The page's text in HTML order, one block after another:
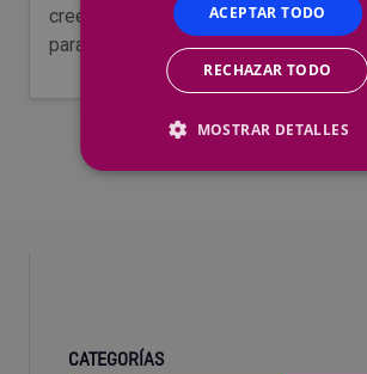
creemos firmemente en el poder de
para crear un impacto positivo…
CATEGORÍAS
ACEPTAR TODO
RECHAZAR TODO
MOSTRAR DETALLES